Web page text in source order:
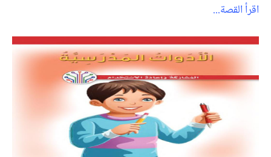
اقرأ القصة...